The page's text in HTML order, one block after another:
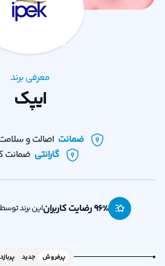
معرفی برند
ایپک
ضمانت اصالت و
گارانتی ضمانت
96% رضایت کاربران این برند
پرفروش جدید